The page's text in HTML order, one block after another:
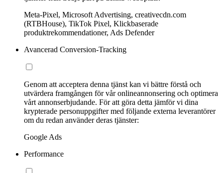
Meta-Pixel, Microsoft Advertising, creativecdn.com
(RTBHouse), TikTok Pixel, Klickbaserade
produktrekommendationer, Ads Defender
Avancerad Conversion-Tracking
Genom att acceptera denna tjänst kan vi bättre förstå och
utvärdera framgången för vår onlineannonsering och optimera
vårt annonserbjudande. För att göra detta jämför vi dina
krypterade personuppgifter med följande externa leverantörer
om du redan använder deras tjänster:
Google Ads
Performance